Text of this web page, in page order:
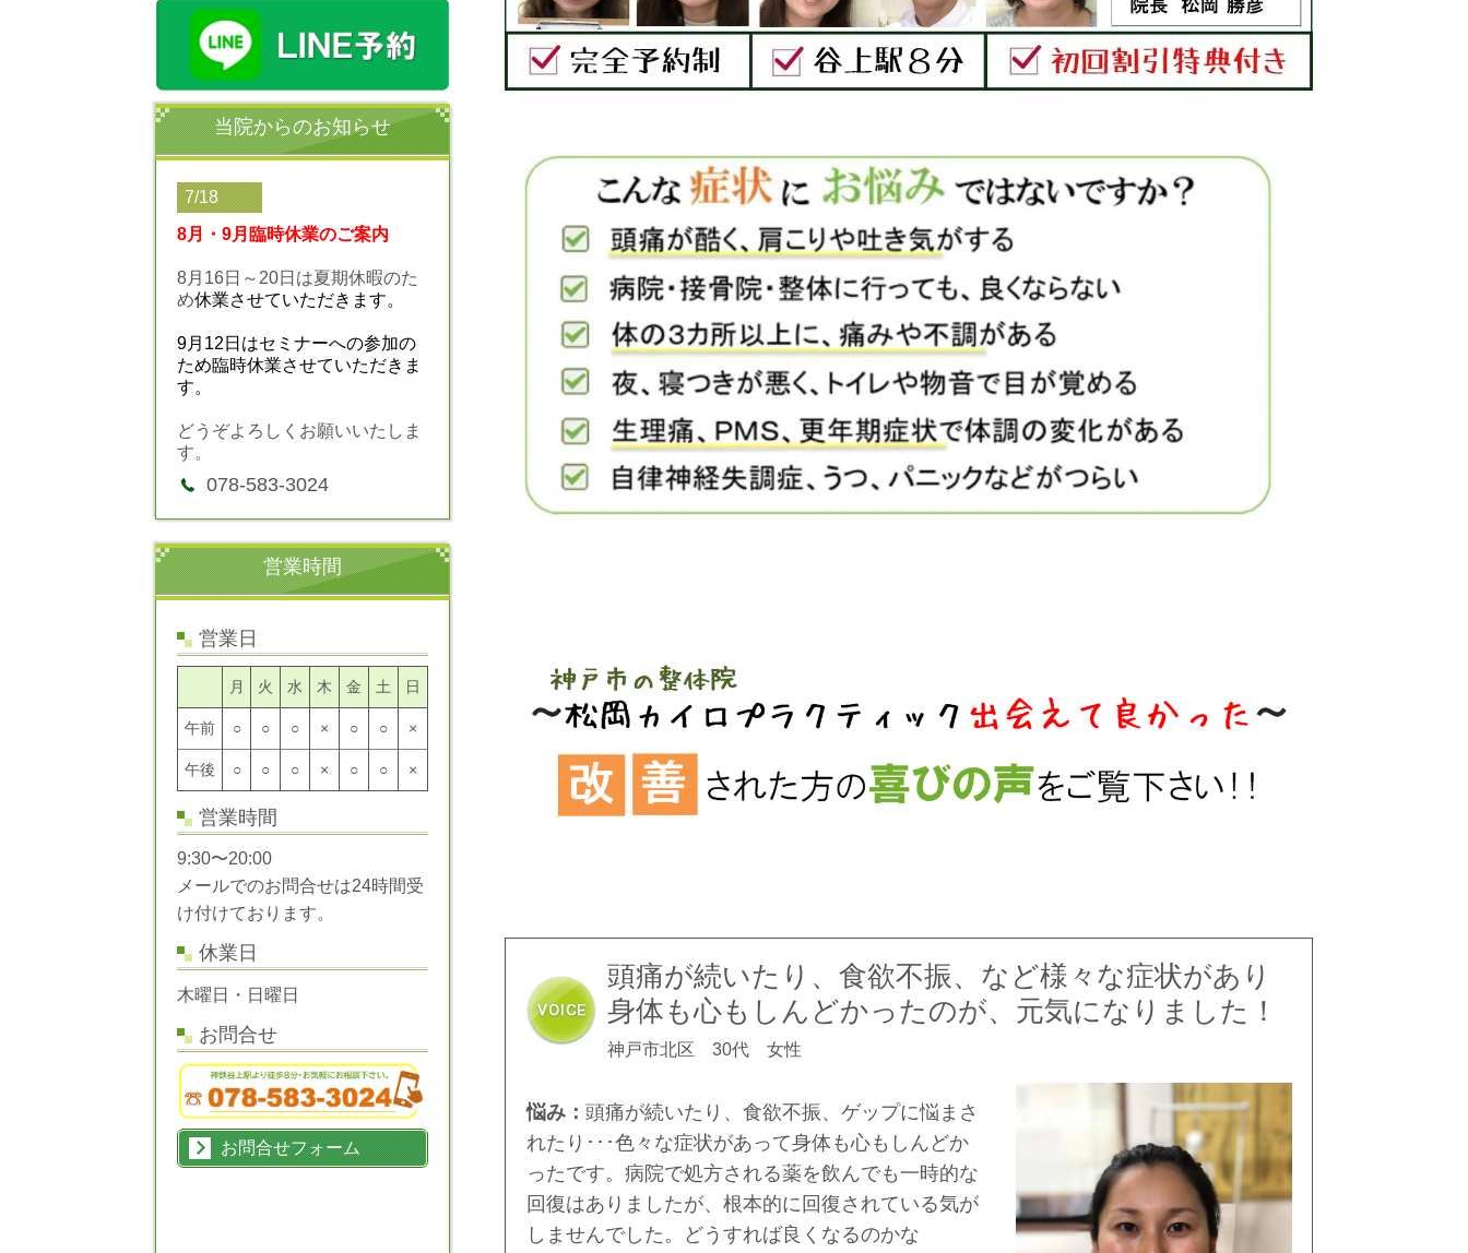
頭痛が続いたり、食欲不振、など様々な症状があり
身体も心もしんどかったのが、元気になりました！
神戸市北区 30代 女性
悩み： 頭痛が続いたり、食欲不振、ゲップに悩まさ
れたり･･･色々な症状があって身体も心もしんどか
ったです。病院で処方される薬を飲んでも一時的な
回復はありましたが、根本的に回復されている気が
しませんでした。どうすれば良くなるのかな
当院からのお知らせ
7/18
8月・9月臨時休業のご案内
8月16日～20日は夏期休暇のた
め休業させていただきます。
9月12日はセミナーへの参加の
ため臨時休業させていただきま
す。
どうぞよろしくお願いいたしま
す。
078-583-3024
営業時間
営業日
月 火 水 木 金 土 日
午前 ○ ○ ○ × ○ ○ ×
午後 ○ ○ ○ × ○ ○ ×
営業時間
9:30〜20:00
メールでのお問合せは24時間受
け付けております。
休業日
木曜日・日曜日
お問合せ
お問合せフォーム